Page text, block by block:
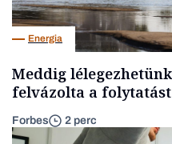
Energia
Meddig
felvázolta a folytatást
Forbes 2 perc